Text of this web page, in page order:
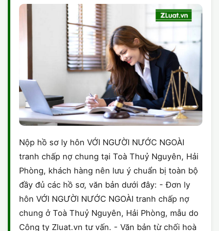
Nộp hồ sơ ly hôn VỚI NGƯỜI NƯỚC NGOÀI
tranh chấp nợ chung tại Toà Thuỷ Nguyên, Hải
Phòng, khách hàng nên lưu ý chuẩn bị toàn bộ
đầy đủ các hồ sơ, văn bản dưới đây: - Đơn ly
hôn VỚI NGƯỜI NƯỚC NGOÀI tranh chấp nợ
chung ở Toà Thuỷ Nguyên, Hải Phòng, mẫu do
Công ty Zluat.vn tư vấn. - Văn bản từ chối hoà